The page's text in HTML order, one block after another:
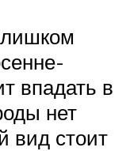
впадать в
нет
вид стоит